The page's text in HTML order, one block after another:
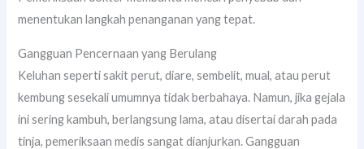
menentukan langkah penanganan yang tepat.
Gangguan Pencernaan yang Berulang
Keluhan seperti sakit perut, diare, sembelit, mual, atau perut
kembung sesekali umumnya tidak berbahaya. Namun, jika gejala
ini sering kambuh, berlangsung lama, atau disertai darah pada
tinja, pemeriksaan medis sangat dianjurkan. Gangguan